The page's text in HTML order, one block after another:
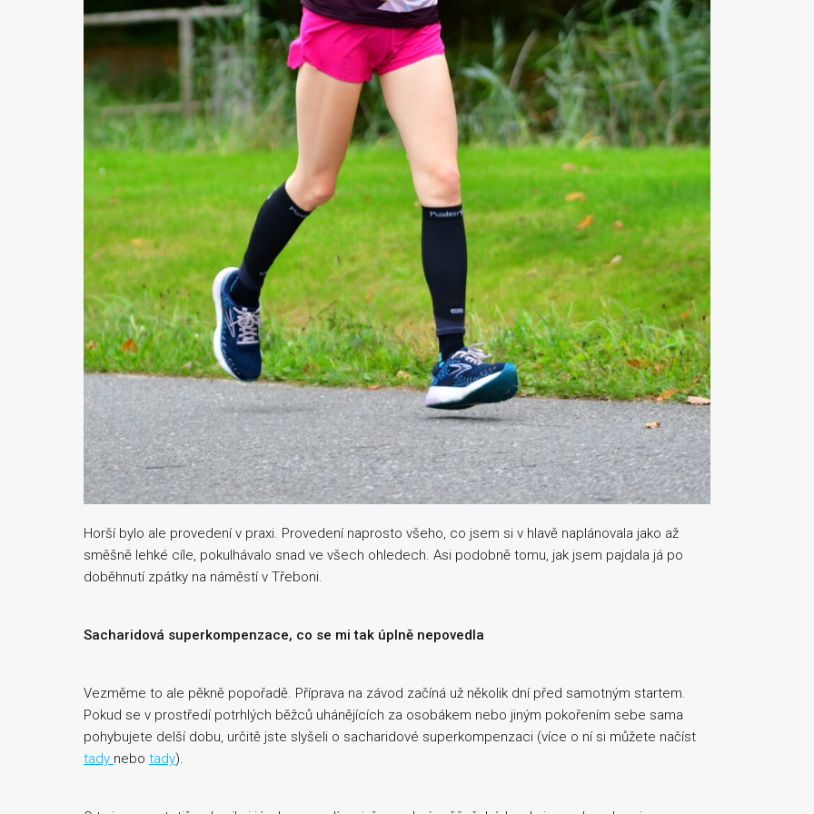
Horší bylo ale provedení v praxi. Provedení naprosto všeho, co jsem si v hlavě naplánovala jako až
směšně lehké cíle, pokulhávalo snad ve všech ohledech. Asi podobně tomu, jak jsem pajdala já po
doběhnutí zpátky na náměstí v Třeboni.
Sacharidová superkompenzace, co se mi tak úplně nepovedla
Vezměme to ale pěkně popořadě. Příprava na závod začíná už několik dní před samotným startem.
Pokud se v prostředí potrhlých běžců uhánějících za osobákem nebo jiným pokořením sebe sama
pohybujete delší dobu, určitě jste slyšeli o sacharidové superkompenzaci (více o ní si můžete načíst
tady nebo tady).